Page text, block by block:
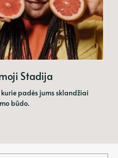
Stadija
padės jums sklandžiai
būdo.